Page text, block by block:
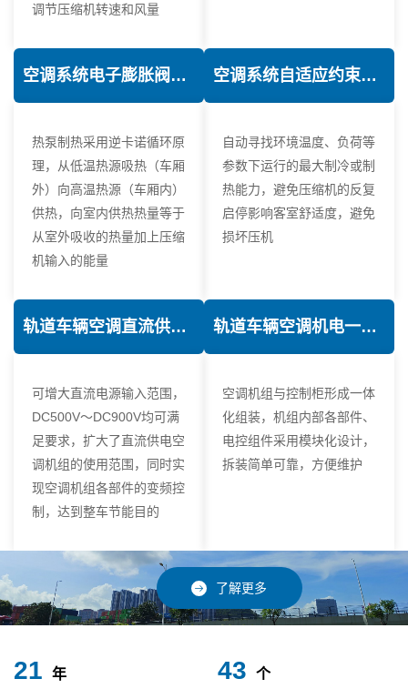
调节压缩机转速和风量
空调系统电子膨胀阀热力学优化技术
热泵制热采用逆卡诺循环原
理，从低温热源吸热（车厢
外）向高温热源（车厢内）
供热，向室内供热热量等于
从室外吸收的热量加上压缩
机输入的能量
空调系统自适应约束控制技术
自动寻找环境温度、负荷等
参数下运行的最大制冷或制
热能力，避免压缩机的反复
启停影响客室舒适度，避免
损坏压机
轨道车辆空调直流供电技术
可增大直流电源输入范围，
DC500V～DC900V均可满
足要求，扩大了直流供电空
调机组的使用范围，同时实
现空调机组各部件的变频控
制，达到整车节能目的
轨道车辆空调机电一体化技术
空调机组与控制柜形成一体
化组装，机组内部各部件、
电控组件采用模块化设计，
拆装简单可靠，方便维护
了解更多
24 年 49 个